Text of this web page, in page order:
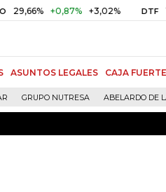
+0,87% +3,02% DTF
ASUNTOS LEGALES CAJA FUERTE
GRUPO NUTRESA ABELARDO DE